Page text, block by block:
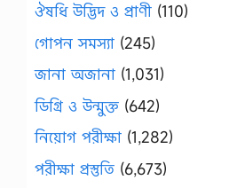
ঔষধি উদ্ভিদ ও প্রাণী (110)
গোপন সমস্যা (245)
জানা অজানা (1,031)
ডিগ্রি ও উন্মুক্ত (642)
নিয়োগ পরীক্ষা (1,282)
পরীক্ষা প্রস্তুতি (6,673)